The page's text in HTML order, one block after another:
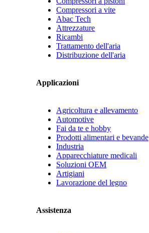
Compressori a vite
Abac Tech
Attrezzature
Ricambi
Trattamento dell'aria
Distribuzione dell'aria
Applicazioni
Agricoltura e allevamento
Automotive
Fai da te e hobby
Prodotti alimentari e bevande
Industria
Apparecchiature medicali
Soluzioni OEM
Artigiani
Lavorazione del legno
Assistenza